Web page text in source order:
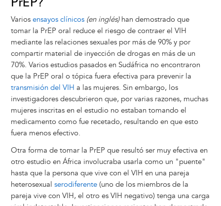
Varios ensayos clínicos (en inglés) han demostrado que
tomar la PrEP oral reduce el riesgo de contraer el VIH
mediante las relaciones sexuales por más de 90% y por
compartir material de inyección de drogas en más de un
70%. Varios estudios pasados en Sudáfrica no encontraron
que la PrEP oral o tópica fuera efectiva para prevenir la
transmisión del VIH a las mujeres. Sin embargo, los
investigadores descubrieron que, por varias razones, muchas
mujeres inscritas en el estudio no estaban tomando el
medicamento como fue recetado, resultando en que esto
fuera menos efectivo.
Otra forma de tomar la PrEP que resultó ser muy efectiva en
otro estudio en África involucraba usarla como un "puente"
hasta que la persona que vive con el VIH en una pareja
heterosexual serodiferente(uno de los miembros de la
pareja vive con VIH, el otro es VIH negativo) tenga una carga